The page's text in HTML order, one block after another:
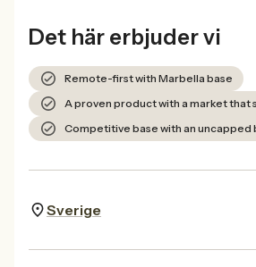
Det här erbjuder vi
Remote-first with Marbella base
A proven product with a market that
Competitive base with an uncapped
Sverige